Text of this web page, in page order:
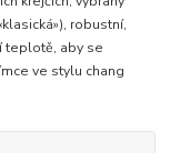
robustní,
teplotě, aby se
ve stylu chang